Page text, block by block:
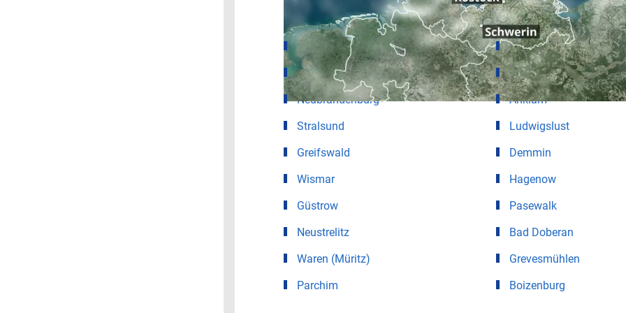
Wetter für Städte in Mecklenburg-
Rostock
Schwerin
Neubrandenburg
Stralsund
Greifswald
Wismar
Güstrow
Neustrelitz
Waren (Müritz)
Parchim
Ribnitz-Damgarten
Bergen auf Rügen
Anklam
Ludwigslust
Demmin
Hagenow
Pasewalk
Bad Doberan
Grevesmühlen
Boizenburg